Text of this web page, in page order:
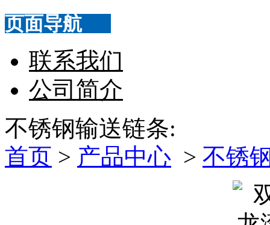
页面导航
联系我们
公司简介
不锈钢输送链条:
首页 > 产品中心 > 不锈